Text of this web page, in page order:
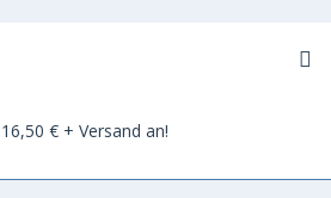
€ + Versand an!